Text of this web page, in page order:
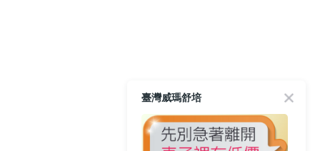
臺灣威瑪舒培